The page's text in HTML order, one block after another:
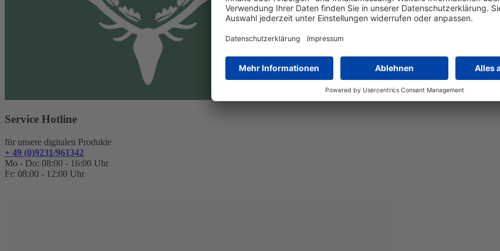
Service Hotline
für unsere digitalen Produkte
+ 49 (0)9231/961342
Mo - Do: 08:00 - 16:00 Uhr
Fr: 08:00 - 12:00 Uhr